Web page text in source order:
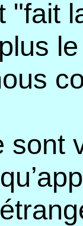
"fait
sont